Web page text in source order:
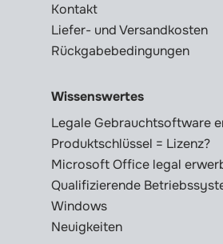
Kontakt
Liefer- und Versandkosten
Rückgabebedingungen
Wissenswertes
Legale Gebrauchtsoftware
Produktschlüssel = Lizenz?
Microsoft Office legal
Qualifizierende
Windows
Neuigkeiten